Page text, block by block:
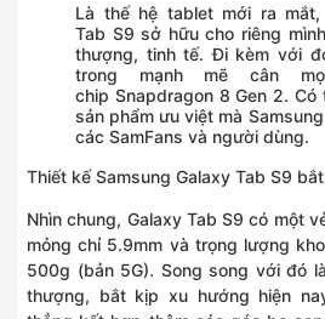
Là thế hệ tablet mới ra mắt,
Tab S9 sở hữu cho riêng
thượng, tinh tế. Đi kèm với
trong mạnh mẽ cân
chip Snapdragon 8 Gen 2. Có
sản phẩm ưu việt mà Samsung
các SamFans và người dùng.
Thiết kế Samsung Galaxy Tab S9
Nhìn chung, Galaxy Tab S9 có một
mỏng chỉ 5.9mm và trọng lượng
500g (bản 5G). Song song với đó
thượng, bắt kịp xu hướng hiện